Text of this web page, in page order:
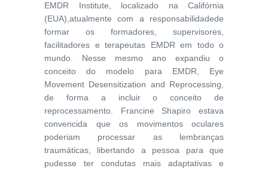
EMDR Institute, localizado na Califórnia
(EUA),atualmente com a responsabilidadede
formar os formadores, supervisores,
facilitadores e terapeutas EMDR em todo o
mundo. Nesse mesmo ano expandiu o
conceito do modelo para EMDR, Eye
Movement Desensitization and Reprocessing,
de forma a incluir o conceito de
reprocessamento. Francine Shapiro estava
convencida que os movimentos oculares
poderiam processar as lembranças
traumáticas, libertando a pessoa para que
pudesse ter condutas mais adaptativas e